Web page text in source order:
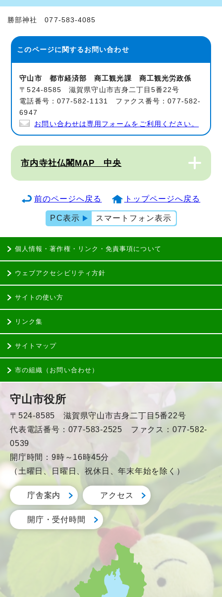
勝部神社 077-583-4085
このページに関するお問い合わせ
守山市 都市経済部 商工観光課 商工観光労政係
〒524-8585 滋賀県守山市吉身二丁目5番22号
電話番号：077-582-1131 ファクス番号：077-582-
6947
お問い合わせは専用フォームをご利用ください。
市内寺社仏閣MAP 中央
前のページへ戻る トップページへ戻る
PC表示 スマートフォン表示
個人情報・著作権・リンク・免責事項について
ウェブアクセシビリティ方針
サイトの使い方
リンク集
サイトマップ
市の組織（お問い合わせ）
守山市役所
〒524-8585 滋賀県守山市吉身二丁目5番22号
代表電話番号：077-583-2525 ファクス：077-582-
0539
開庁時間：9時～16時45分
（土曜日、日曜日、祝休日、年末年始を除く）
庁舎案内 アクセス
開庁・受付時間